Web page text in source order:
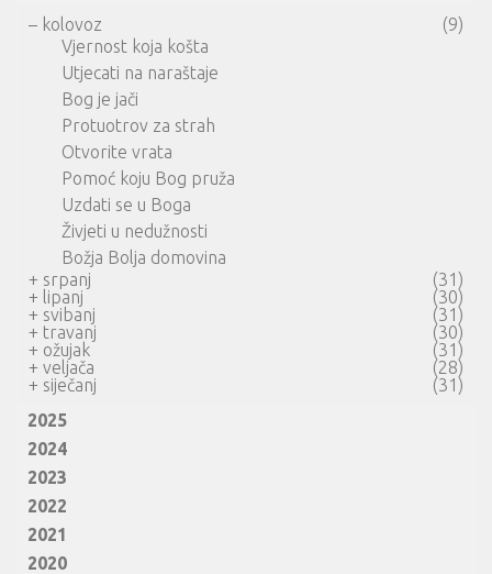
– kolovoz
(9)
Vjernost koja košta
Utjecati na naraštaje
Bog je jači
Protuotrov za strah
Otvorite vrata
Pomoć koju Bog pruža
Uzdati se u Boga
Živjeti u nedužnosti
Božja Bolja domovina
+ srpanj
(31)
+ lipanj
(30)
+ svibanj
(31)
+ travanj
(30)
+ ožujak
(31)
+ veljača
(28)
+ siječanj
(31)
2025
2024
2023
2022
2021
2020